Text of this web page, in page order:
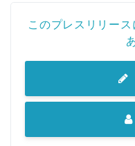
このプレスリリー